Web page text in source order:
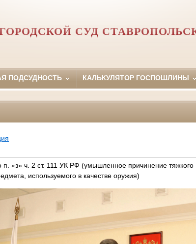
СУД
ПОДСУДНОСТЬ КАЛЬКУЛЯТОР ГОСПОШЛИНЫ
п. «з» ч. 2 ст. 111 УК РФ (умышленное причинение тяжкого
используемого в качестве оружия)